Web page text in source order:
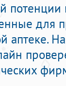
потенции
для
аптеке.